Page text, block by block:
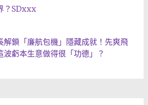
？SDxxx
解鎖「廉航包機」隱藏成就！先爽飛
波虧本生意做得很「功德」？